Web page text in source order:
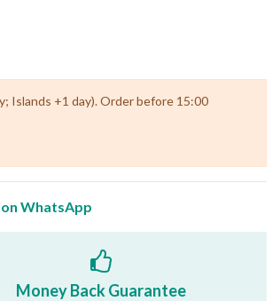
Islands +1 day). Order before 15:00
WhatsApp
Money Back Guarantee